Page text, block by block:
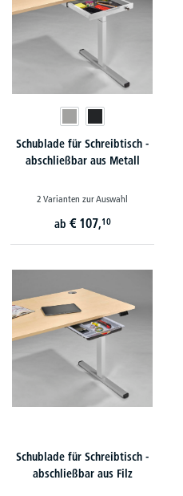
Schublade für Schreibtisch -
abschließbar aus Metall
2 Varianten zur Auswahl
ab € 107,10
Schublade für Schreibtisch -
abschließbar aus Filz